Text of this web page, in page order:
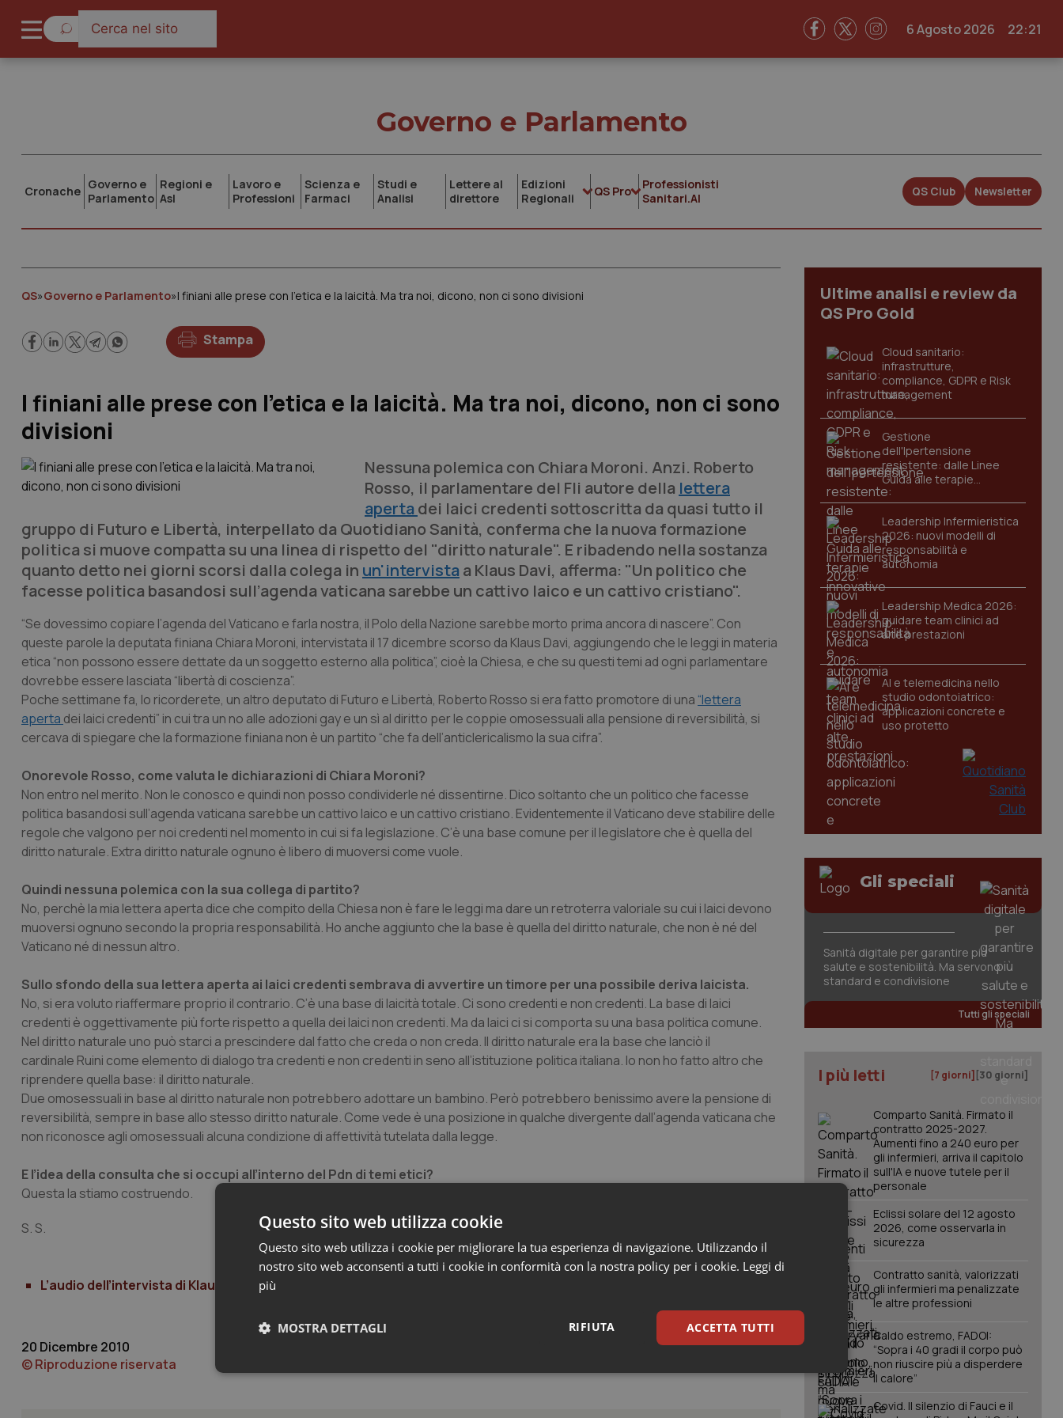
6 Agosto 2026 22:21
Governo e Parlamento
Cronache Governo e
Parlamento
Regioni e
Asl
Lavoro e
Professioni
Scienza e
Farmaci
Studi e
Analisi
Lettere al
direttore
Edizioni
Regionali
QS Pro
Professionisti
Sanitari.AI
QS Club Newsletter
QS»Governo e Parlamento»I finiani alle prese con l’etica e la laicità. Ma tra noi, dicono, non ci sono divisioni
Stampa
I finiani alle prese con l’etica e la laicità. Ma tra noi, dicono, non ci sono
divisioni
Nessuna polemica con Chiara Moroni. Anzi. Roberto
Rosso, il parlamentare del Fli autore della lettera
apertadei laici credenti sottoscritta da quasi tutto il
gruppo di Futuro e Libertà, interpellato da Quotidiano Sanità, conferma che la nuova formazione
politica si muove compatta su una linea di rispetto del "diritto naturale". E ribadendo nella sostanza
quanto detto nei giorni scorsi dalla colega in un'intervistaa Klaus Davi, afferma: "Un politico che
facesse politica basandosi sull’agenda vaticana sarebbe un cattivo laico e un cattivo cristiano".
“Se dovessimo copiare l’agenda del Vaticano e farla nostra, il Polo della Nazione sarebbe morto prima ancora di nascere”. Con
queste parole la deputata finiana Chiara Moroni, intervistata il 17 dicembre scorso da Klaus Davi, aggiungendo che le leggi in materia
etica “non possono essere dettate da un soggetto esterno alla politica”, cioè la Chiesa, e che su questi temi ad ogni parlamentare
dovrebbe essere lasciata “libertà di coscienza”.
Poche settimane fa, lo ricorderete, un altro deputato di Futuro e Libertà, Roberto Rosso si era fatto promotore di una“lettera
aperta dei laici credenti” in cui tra un no alle adozioni gay e un sì al diritto per le coppie omosessuali alla pensione di reversibilità, si
cercava di spiegare che la formazione finiana non è un partito “che fa dell’anticlericalismo la sua cifra”.
Onorevole Rosso, come valuta le dichiarazioni di Chiara Moroni?
Non entro nel merito. Non le conosco e quindi non posso condividerle né dissentirne. Dico soltanto che un politico che facesse
politica basandosi sull’agenda vaticana sarebbe un cattivo laico e un cattivo cristiano. Evidentemente il Vaticano deve stabilire delle
regole che valgono per noi credenti nel momento in cui si fa legislazione. C’è una base comune per il legislatore che è quella del
diritto naturale. Extra diritto naturale ognuno è libero di muoversi come vuole.
Quindi nessuna polemica con la sua collega di partito?
No, perchè la mia lettera aperta dice che compito della Chiesa non è fare le leggi ma dare un retroterra valoriale su cui i laici devono
muoversi ognuno secondo la propria responsabilità. Ho anche aggiunto che la base è quella del diritto naturale, che non è né del
Vaticano né di nessun altro.
Sullo sfondo della sua lettera aperta ai laici credenti sembrava di avvertire un timore per una possibile deriva laicista.
No, si era voluto riaffermare proprio il contrario. C’è una base di laicità totale. Ci sono credenti e non credenti. La base di laici
credenti è oggettivamente più forte rispetto a quella dei laici non credenti. Ma da laici ci si comporta su una basa politica comune.
Nel diritto naturale uno può starci a prescindere dal fatto che creda o non creda. Il diritto naturale era la base che lanciò il
cardinale Ruini come elemento di dialogo tra credenti e non credenti in seno all’istituzione politica italiana. Io non ho fatto altro che
riprendere quella base: il diritto naturale.
Due omosessuali in base al diritto naturale non potrebbero adottare un bambino. Però potrebbero benissimo avere la pensione di
reversibilità, sempre in base allo stesso diritto naturale. Come vede è una posizione in qualche divergente dall’agenda vaticana che
non riconosce agli omosessuali alcuna condizione di affettività tutelata dalla legge.
E l’idea della consulta che si occupi all’interno del Pdn di temi etici?
Questa la stiamo costruendo.
S. S.
L’audio dell’intervista di Klaus Davi a Chiara Moroni
20 Dicembre 2010
© Riproduzione riservata
Ultime analisi e review da
QS Pro Gold
Cloud sanitario:
infrastrutture,
compliance, GDPR e Risk
management
Gestione
dell'Ipertensione
resistente: dalle Linee
Guida alle terapie
innovative
Leadership Infermieristica
2026: nuovi modelli di
responsabilità e
autonomia
Leadership Medica 2026:
guidare team clinici ad
alte prestazioni
AI e telemedicina nello
studio odontoiatrico:
applicazioni concrete e
uso protetto
Gli speciali
Sanità digitale per garantire più
salute e sostenibilità. Ma servono
standard e condivisione
Tutti gli speciali
I più letti [7 giorni] [30 giorni]
Comparto Sanità. Firmato il
contratto 2025-2027.
Aumenti fino a 240 euro per
gli infermieri, arriva il capitolo
sull'IA e nuove tutele per il
personale
Eclissi solare del 12 agosto
2026, come osservarla in
sicurezza
Contratto sanità, valorizzati
gli infermieri ma penalizzate
le altre professioni
Caldo estremo, FADOI:
“Sopra i 40 gradi il corpo può
non riuscire più a disperdere
il calore”
Covid. Il silenzio di Fauci e il
Questo sito web utilizza cookie
Questo sito web utilizza i cookie per migliorare la tua esperienza di navigazione. Utilizzando il
nostro sito web acconsenti a tutti i cookie in conformità con la nostra policy per i cookie. Leggi di
più
ACCETTA TUTTI
RIFIUTA
MOSTRA DETTAGLI
Necessari Statistici Marketing